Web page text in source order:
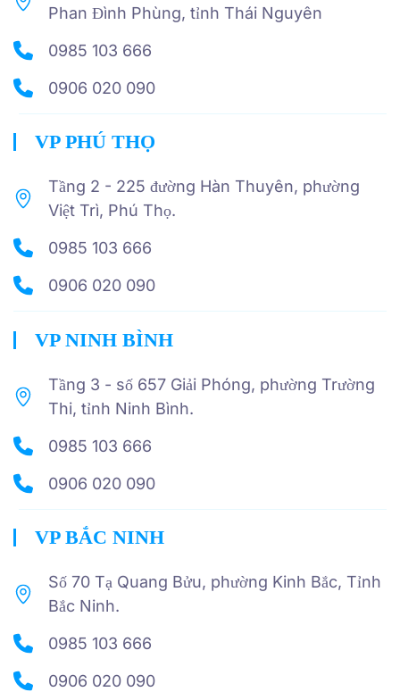
Phan Đình Phùng, tỉnh Thái Nguyên
0985 103 666
0906 020 090
VP PHÚ THỌ
Tầng 2 - 225 đường Hàn Thuyên, phường
Việt Trì, Phú Thọ.
0985 103 666
0906 020 090
VP NINH BÌNH
Tầng 3 - số 657 Giải Phóng, phường Trường
Thi, tỉnh Ninh Bình.
0985 103 666
0906 020 090
VP BẮC NINH
Số 70 Tạ Quang Bửu, phường Kinh Bắc, Tỉnh
Bắc Ninh.
0985 103 666
0906 020 090